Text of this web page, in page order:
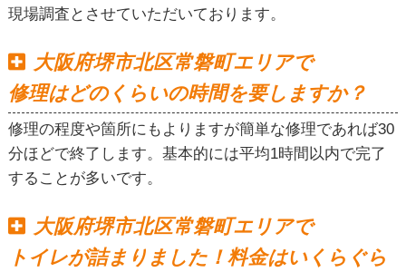
現場調査とさせていただいております。
大阪府堺市北区常磐町エリアで
修理はどのくらいの時間を要しますか？
修理の程度や箇所にもよりますが簡単な修理であれば30
分ほどで終了します。基本的には平均1時間以内で完了
することが多いです。
大阪府堺市北区常磐町エリアで
トイレが詰まりました！料金はいくらぐら